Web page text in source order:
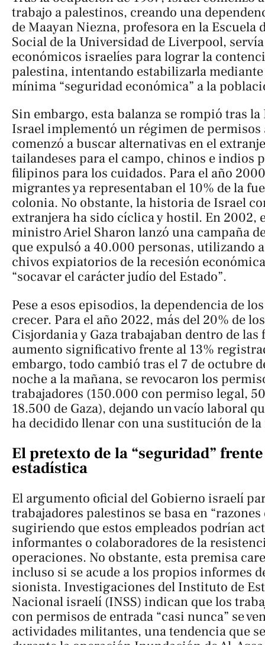
trabajo a palestinos, creando una
de Maayan Niezna, profesora en la Escuela
Social de la Universidad de Liverpool,
económicos israelíes para lograr la
palestina, intentando estabilizarla mediante
mínima “seguridad económica” a la
Sin embargo, esta balanza se rompió tras
Israel implementó un régimen de
comenzó a buscar alternativas en el
tailandeses para el campo, chinos e indios
filipinos para los cuidados. Para el año
migrantes ya representaban el 10% de la
colonia. No obstante, la historia de Israel
extranjera ha sido cíclica y hostil. En 2002,
ministro Ariel Sharon lanzó una campaña
que expulsó a 40.000 personas, utilizando
chivos expiatorios de la recesión
“socavar el carácter judío del Estado”.
Pese a esos episodios, la dependencia de
crecer. Para el año 2022, más del 20% de
Cisjordania y Gaza trabajaban dentro de
aumento significativo frente al 13%
embargo, todo cambió tras el 7 de octubre
noche a la mañana, se revocaron los
trabajadores (150.000 con permiso legal,
18.500 de Gaza), dejando un vacío laboral
ha decidido llenar con una sustitución de la
El pretexto de la “seguridad”
estadística
El argumento oficial del Gobierno israelí
trabajadores palestinos se basa en
sugiriendo que estos empleados podrían
informantes o colaboradores de la
operaciones. No obstante, esta premisa
incluso si se acude a los propios informes
sionista. Investigaciones del Instituto de
Nacional israelí (INSS) indican que los
con permisos de entrada “casi nunca” se
actividades militantes, una tendencia que